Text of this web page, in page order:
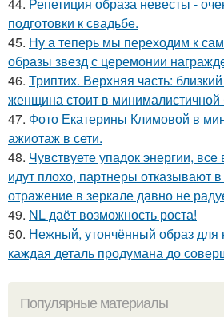
подготовки к свадьбе.
45. Ну а теперь мы переходим к
образы звезд с церемонии
46. Триптих. Верхняя часть:
женщина стоит в минималистичной
47. Фото Екатерины Климовой в
ажиотаж в сети.
48. Чувствуете упадок энергии, все
идут плохо, партнеры отказывают
отражение в зеркале давно не
49. NL даёт возможность роста!
50. Нежный, утончённый образ для
каждая деталь продумана до
Популярные материалы